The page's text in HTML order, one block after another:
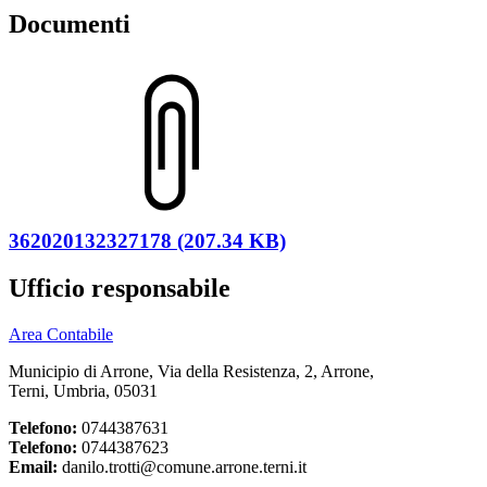
Documenti
362020132327178 (207.34 KB)
Ufficio responsabile
Area Contabile
Municipio di Arrone, Via della Resistenza, 2, Arrone,
Terni, Umbria, 05031
Telefono: 0744387631
Telefono: 0744387623
Email: danilo.trotti@comune.arrone.terni.it